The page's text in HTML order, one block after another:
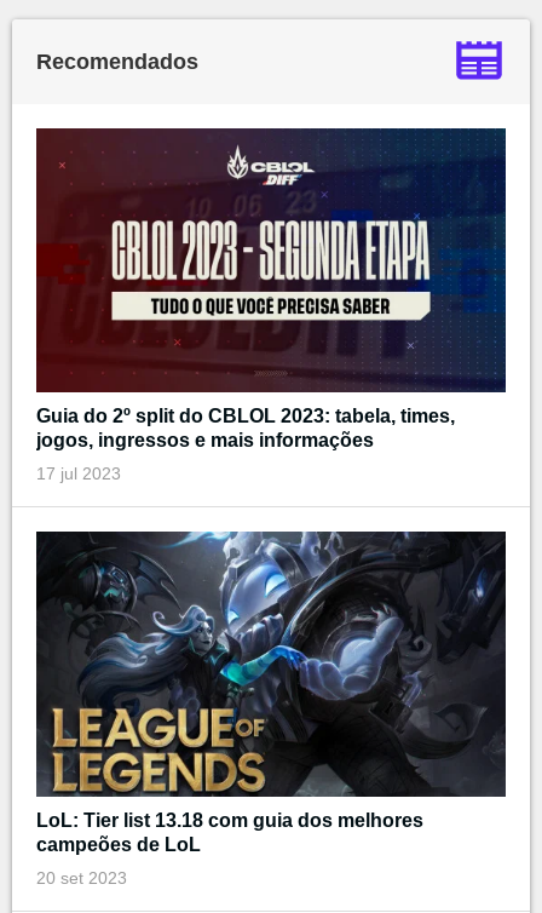
Recomendados
Guia do 2º split do CBLOL 2023: tabela, times,
jogos, ingressos e mais informações
17 jul 2023
LoL: Tier list 13.18 com guia dos melhores
campeões de LoL
20 set 2023